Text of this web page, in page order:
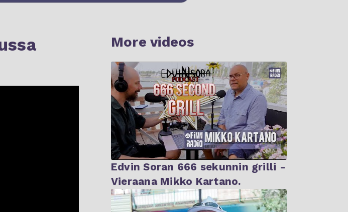
More videos
Edvin Soran 666 sekunnin grilli -
Vieraana Mikko Kartano.